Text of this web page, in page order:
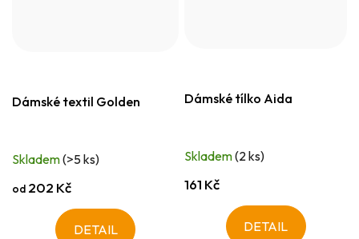
Dámské textil Golden
Skladem(>5 ks)
od 202 Kč
DETAIL
Dámské tílko Aida
Skladem(2 ks)
161 Kč
DETAIL